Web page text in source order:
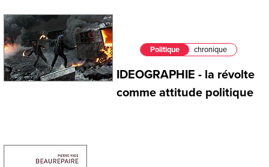
Politique chronique
IDEOGRAPHIE - la révolte
comme attitude politique